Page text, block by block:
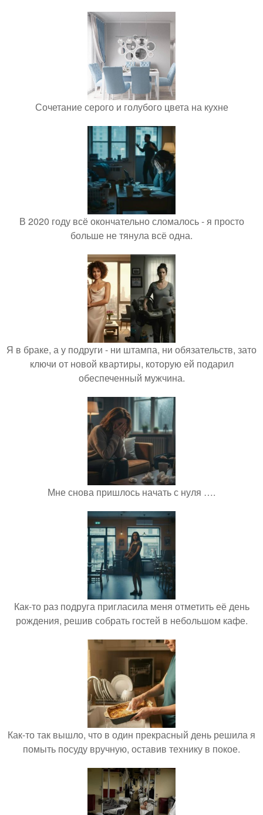
Сочетание серого и голубого цвета на кухне
В 2020 году всё окончательно сломалось - я просто
больше не тянула всё одна.
Я в браке, а у подруги - ни штампа, ни обязательств, зато
ключи от новой квартиры, которую ей подарил
обеспеченный мужчина.
Мне снова пришлось начать с нуля ….
Как-то раз подруга пригласила меня отметить её день
рождения, решив собрать гостей в небольшом кафе.
Как-то так вышло, что в один прекрасный день решила я
помыть посуду вручную, оставив технику в покое.